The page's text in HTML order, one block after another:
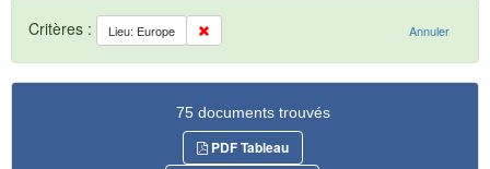
Critères : Lieu: Europe Annuler
75 documents trouvés
PDF Tableau